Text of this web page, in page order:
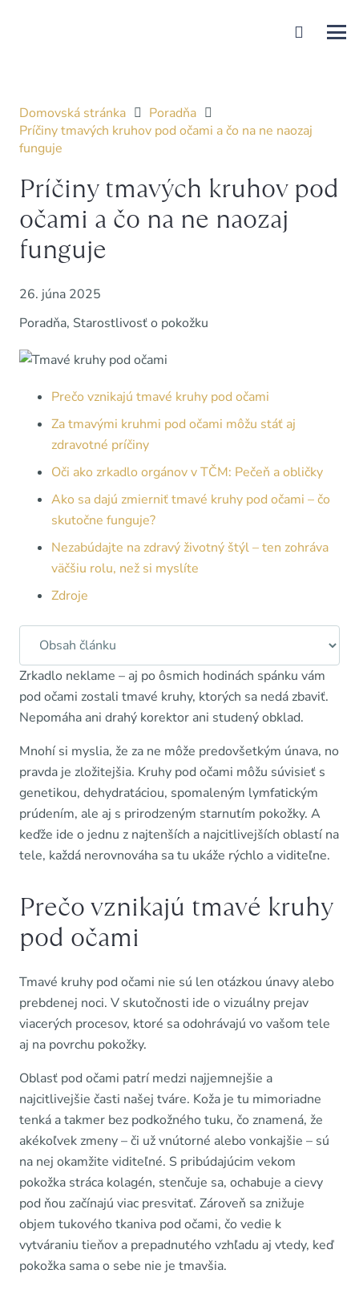
Domovská stránka
Poradňa
Príčiny tmavých kruhov pod očami a čo na ne naozaj
funguje
Príčiny tmavých kruhov pod
očami a čo na ne naozaj
funguje
26. júna 2025
Poradňa, Starostlivosť o pokožku
Prečo vznikajú tmavé kruhy pod očami
Za tmavými kruhmi pod očami môžu stáť aj
zdravotné príčiny
Oči ako zrkadlo orgánov v TČM: Pečeň a obličky
Ako sa dajú zmierniť tmavé kruhy pod očami – čo
skutočne funguje?
Nezabúdajte na zdravý životný štýl – ten zohráva
väčšiu rolu, než si myslíte
Zdroje
Zrkadlo neklame – aj po ôsmich hodinách spánku vám
pod očami zostali tmavé kruhy, ktorých sa nedá zbaviť.
Nepomáha ani drahý korektor ani studený obklad.
Mnohí si myslia, že za ne môže predovšetkým únava, no
pravda je zložitejšia. Kruhy pod očami môžu súvisieť s
genetikou, dehydratáciou, spomaleným lymfatickým
prúdením, ale aj s prirodzeným starnutím pokožky. A
keďže ide o jednu z najtenších a najcitlivejších oblastí na
tele, každá nerovnováha sa tu ukáže rýchlo a viditeľne.
Prečo vznikajú tmavé kruhy
pod očami
Tmavé kruhy pod očami nie sú len otázkou únavy alebo
prebdenej noci. V skutočnosti ide o vizuálny prejav
viacerých procesov, ktoré sa odohrávajú vo vašom tele
aj na povrchu pokožky.
Oblasť pod očami patrí medzi najjemnejšie a
najcitlivejšie časti našej tváre. Koža je tu mimoriadne
tenká a takmer bez podkožného tuku, čo znamená, že
akékoľvek zmeny – či už vnútorné alebo vonkajšie – sú
na nej okamžite viditeľné. S pribúdajúcim vekom
pokožka stráca kolagén, stenčuje sa, ochabuje a cievy
pod ňou začínajú viac presvitať. Zároveň sa znižuje
objem tukového tkaniva pod očami, čo vedie k
vytváraniu tieňov a prepadnutého vzhľadu aj vtedy, keď
pokožka sama o sebe nie je tmavšia.